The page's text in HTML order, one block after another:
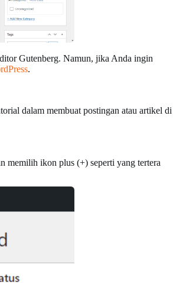
Gutenberg. Namun, jika Anda ingin
.
dalam membuat postingan atau artikel di
memilih ikon plus (+) seperti yang tertera